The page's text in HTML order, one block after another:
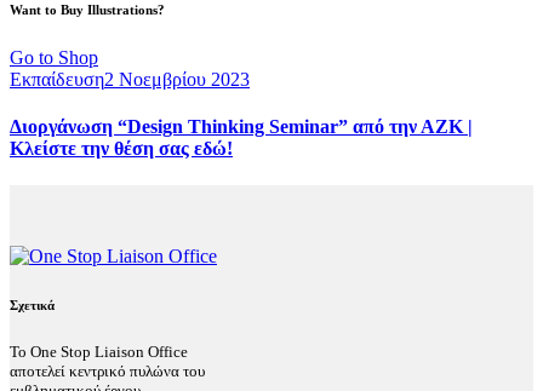
Want to Buy Illustrations?
Go to Shop
Εκπαίδευση2 Νοεμβρίου 2023
Διοργάνωση “Design Thinking Seminar” από την ΑΖΚ |
Κλείστε την θέση σας εδώ!
Σχετικά
Το One Stop Liaison Office
αποτελεί κεντρικό πυλώνα του